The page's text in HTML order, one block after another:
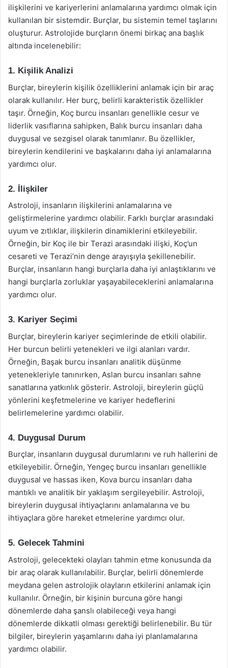
ilişkilerini ve kariyerlerini anlamalarına yardımcı olmak için
kullanılan bir sistemdir. Burçlar, bu sistemin temel taşlarını
oluşturur. Astrolojide burçların önemi birkaç ana başlık
altında incelenebilir:
1. Kişilik Analizi
Burçlar, bireylerin kişilik özelliklerini anlamak için bir araç
olarak kullanılır. Her burç, belirli karakteristik özellikler
taşır. Örneğin, Koç burcu insanları genellikle cesur ve
liderlik vasıflarına sahipken, Balık burcu insanları daha
duygusal ve sezgisel olarak tanımlanır. Bu özellikler,
bireylerin kendilerini ve başkalarını daha iyi anlamalarına
yardımcı olur.
2. İlişkiler
Astroloji, insanların ilişkilerini anlamalarına ve
geliştirmelerine yardımcı olabilir. Farklı burçlar arasındaki
uyum ve zıtlıklar, ilişkilerin dinamiklerini etkileyebilir.
Örneğin, bir Koç ile bir Terazi arasındaki ilişki, Koç’un
cesareti ve Terazi’nin denge arayışıyla şekillenebilir.
Burçlar, insanların hangi burçlarla daha iyi anlaştıklarını ve
hangi burçlarla zorluklar yaşayabileceklerini anlamalarına
yardımcı olur.
3. Kariyer Seçimi
Burçlar, bireylerin kariyer seçimlerinde de etkili olabilir.
Her burcun belirli yetenekleri ve ilgi alanları vardır.
Örneğin, Başak burcu insanları analitik düşünme
yetenekleriyle tanınırken, Aslan burcu insanları sahne
sanatlarına yatkınlık gösterir. Astroloji, bireylerin güçlü
yönlerini keşfetmelerine ve kariyer hedeflerini
belirlemelerine yardımcı olabilir.
4. Duygusal Durum
Burçlar, insanların duygusal durumlarını ve ruh hallerini de
etkileyebilir. Örneğin, Yengeç burcu insanları genellikle
duygusal ve hassas iken, Kova burcu insanları daha
mantıklı ve analitik bir yaklaşım sergileyebilir. Astroloji,
bireylerin duygusal ihtiyaçlarını anlamalarına ve bu
ihtiyaçlara göre hareket etmelerine yardımcı olur.
5. Gelecek Tahmini
Astroloji, gelecekteki olayları tahmin etme konusunda da
bir araç olarak kullanılabilir. Burçlar, belirli dönemlerde
meydana gelen astrolojik olayların etkilerini anlamak için
kullanılır. Örneğin, bir kişinin burcuna göre hangi
dönemlerde daha şanslı olabileceği veya hangi
dönemlerde dikkatli olması gerektiği belirlenebilir. Bu tür
bilgiler, bireylerin yaşamlarını daha iyi planlamalarına
yardımcı olabilir.